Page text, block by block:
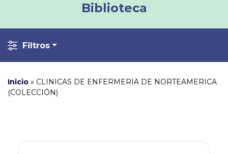
Biblioteca
Filtros
Inicio » CLINICAS DE ENFERMERIA DE NORTEAMERICA
(COLECCIÓN)